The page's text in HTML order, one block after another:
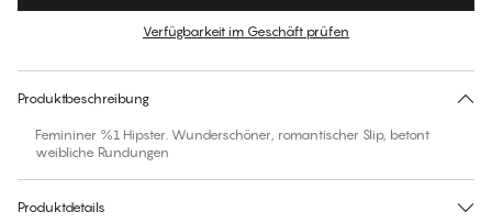
Für diesen Artikel gibt es keine empfohlene Größe
Verfügbarkeit im Geschäft prüfen
Produktbeschreibung
Femininer %1 Hipster. Wunderschöner, romantischer Slip, betont
weibliche Rundungen
Produktdetails